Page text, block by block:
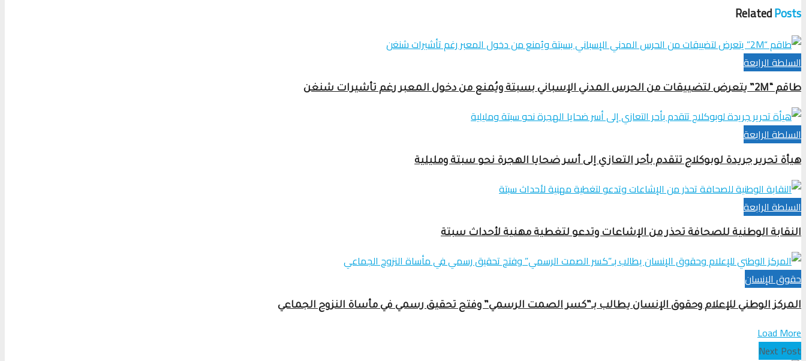
RelatedPosts
السلطة الرابعة
طاقم “2M” يتعرض لتضييقات من الحرس المدني الإسباني بسبتة ويُمنع من دخول المعبر رغم تأشيرات شنغن
السلطة الرابعة
هيأة تحرير جريدة لوبوكلاج تتقدم بأحر التعازي إلى أسر ضحايا الهجرة نحو سبتة ومليلية
السلطة الرابعة
النقابة الوطنية للصحافة تحذر من الإشاعات وتدعو لتغطية مهنية لأحداث سبتة
حقوق الإنسان
المركز الوطني للإعلام وحقوق الإنسان يطالب بـ”كسر الصمت الرسمي” وفتح تحقيق رسمي في مأساة النزوح الجماعي
Load More
Next Post